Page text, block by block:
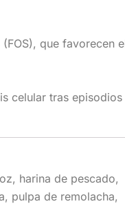
que favorecen
celular tras episodios
harina de pescado,
pulpa de remolacha,